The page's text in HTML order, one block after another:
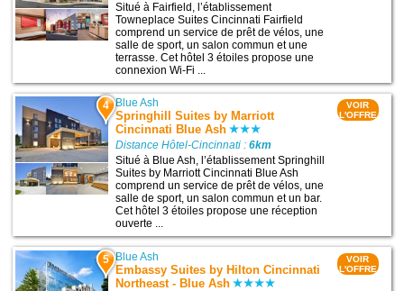
Situé à Fairfield, l’établissement
Towneplace Suites Cincinnati Fairfield
comprend un service de prêt de vélos, une
salle de sport, un salon commun et une
terrasse. Cet hôtel 3 étoiles propose une
connexion Wi-Fi ...
4 Blue Ash
Springhill Suites by Marriott
Cincinnati Blue Ash
Distance Hôtel-Cincinnati :6km
Situé à Blue Ash, l’établissement Springhill
Suites by Marriott Cincinnati Blue Ash
comprend un service de prêt de vélos, une
salle de sport, un salon commun et un bar.
Cet hôtel 3 étoiles propose une réception
ouverte ...
VOIR
L'OFFRE
5 Blue Ash
Embassy Suites by Hilton Cincinnati
Northeast - Blue Ash
VOIR
L'OFFRE